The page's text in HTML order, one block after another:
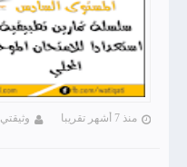
منذ 7 أشهر تقريبا وثيقتي